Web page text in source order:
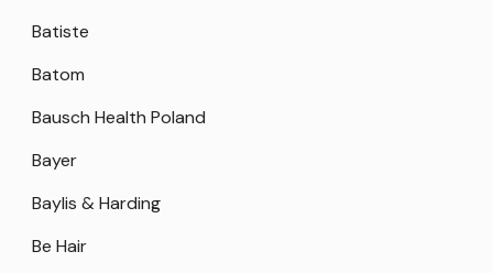
Batiste
Batom
Bausch Health Poland
Bayer
Baylis & Harding
Be Hair